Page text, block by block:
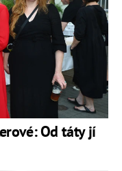
Od táty jí